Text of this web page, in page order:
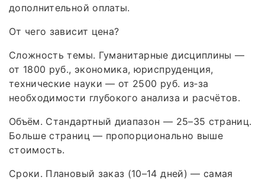
дополнительной оплаты.
От чего зависит цена?
Сложность темы. Гуманитарные дисциплины —
от 1800 руб., экономика, юриспруденция,
технические науки — от 2500 руб. из‑за
необходимости глубокого анализа и расчётов.
Объём. Стандартный диапазон — 25–35 страниц.
Больше страниц — пропорционально выше
стоимость.
Сроки. Плановый заказ (10–14 дней) — самая